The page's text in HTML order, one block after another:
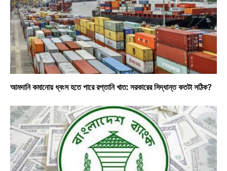
আমদানি কমানোয় ধ্বংস হতে পারে রপ্তানি খাত: সরকারের সিদ্ধান্ত কতটা সঠিক?